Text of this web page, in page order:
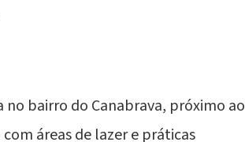
no bairro do Canabrava, próximo ao
áreas de lazer e práticas